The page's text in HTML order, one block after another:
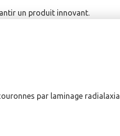
un produit innovant.
par laminage